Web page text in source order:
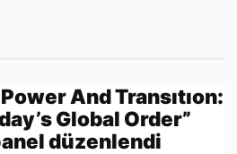
And Transıtıon:
Global Order”
düzenlendi